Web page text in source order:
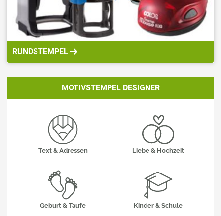
RUNDSTEMPEL
MOTIVSTEMPEL DESIGNER
Text & Adressen Liebe & Hochzeit
Geburt & Taufe Kinder & Schule